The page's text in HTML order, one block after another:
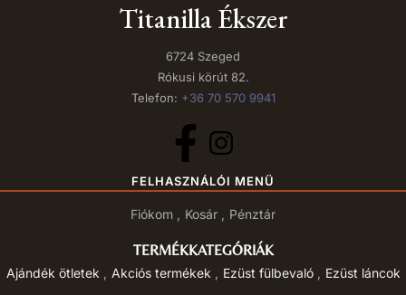
Titanilla Ékszer
6724 Szeged
Rókusi körút 82.
Telefon: +36 70 570 9941
FELHASZNÁLÓI MENÜ
Fiókom Kosár Pénztár
TERMÉKKATEGÓRIÁK
Ajándék ötletek Akciós termékek Ezüst fülbevaló
Ezüst láncok